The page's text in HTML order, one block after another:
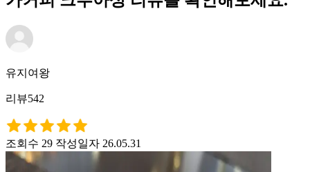
유지여왕
리뷰542
조회수 29 작성일자 26.05.31